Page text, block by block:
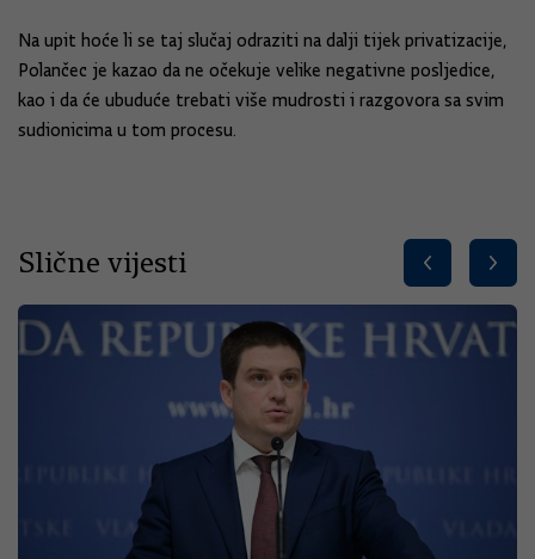
Na upit hoće li se taj slučaj odraziti na dalji tijek privatizacije,
Polančec je kazao da ne očekuje velike negativne posljedice,
kao i da će ubuduće trebati više mudrosti i razgovora sa svim
sudionicima u tom procesu.
Slične vijesti